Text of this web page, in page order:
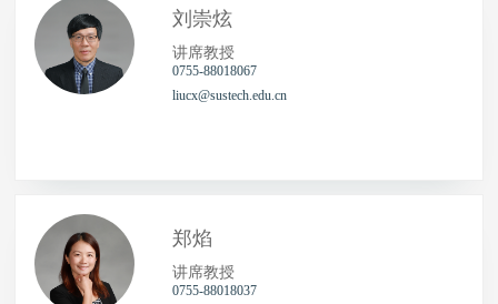
刘崇炫
讲席教授
0755-88018067
liucx@sustech.edu.cn
郑焰
讲席教授
0755-88018037